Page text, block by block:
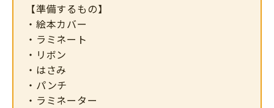
【準備するもの】
・絵本カバー
・ラミネート
・リボン
・はさみ
・パンチ
・ラミネーター